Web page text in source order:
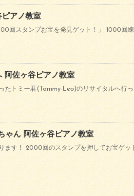
ピアノ教室
回スタンプお宝を発見ゲット！」 1000回
阿佐ヶ谷ピアノ教室
たトミー君(Tommy-Leo)のリサイタルへ行
ゃん 阿佐ヶ谷ピアノ教室
ます！ 2000回のスタンプを押してお宝ゲッ